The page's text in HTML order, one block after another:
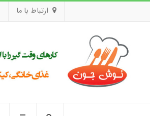
ارتباط با ما